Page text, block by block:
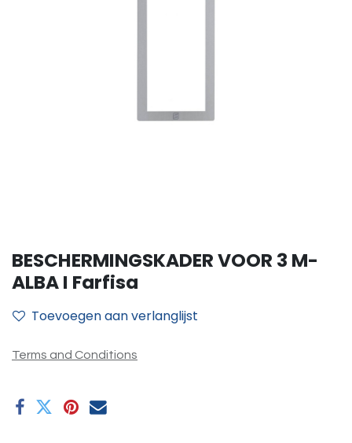
BESCHERMINGSKADER VOOR 3 M-
ALBA I Farfisa
Toevoegen aan verlanglijst
Terms and Conditions